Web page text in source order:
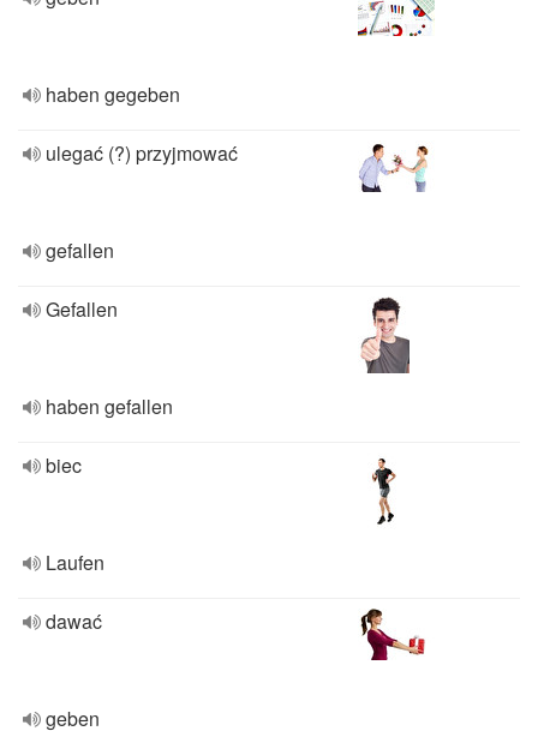
haben gegeben
ulegać (?) przyjmować
gefallen
Gefallen
haben gefallen
biec
Laufen
dawać
geben